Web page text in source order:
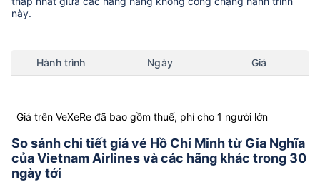
này.
Hành trình Ngày Giá
Giá trên VeXeRe đã bao gồm thuế, phí cho 1 người lớn
So sánh chi tiết giá vé Hồ Chí Minh từ Gia Nghĩa
của Vietnam Airlines và các hãng khác trong 30
ngày tới